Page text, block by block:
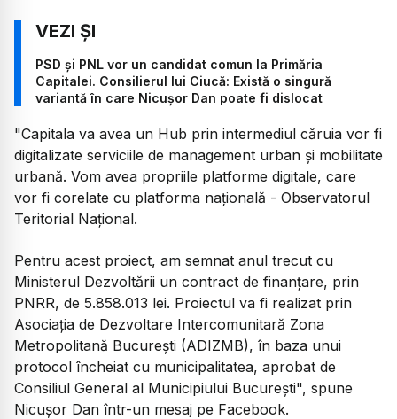
PSD și PNL vor un candidat comun la Primăria
Capitalei. Consilierul lui Ciucă: Există o singură
variantă în care Nicușor Dan poate fi dislocat
"Capitala va avea un Hub prin intermediul căruia vor fi
digitalizate serviciile de management urban şi mobilitate
urbană. Vom avea propriile platforme digitale, care
vor fi corelate cu platforma naţională - Observatorul
Teritorial Naţional.
Pentru acest proiect, am semnat anul trecut cu
Ministerul Dezvoltării un contract de finanţare, prin
PNRR, de 5.858.013 lei. Proiectul va fi realizat prin
Asociaţia de Dezvoltare Intercomunitară Zona
Metropolitană Bucureşti (ADIZMB), în baza unui
protocol încheiat cu municipalitatea, aprobat de
Consiliul General al Municipiului Bucureşti", spune
Nicuşor Dan într-un mesaj pe Facebook.